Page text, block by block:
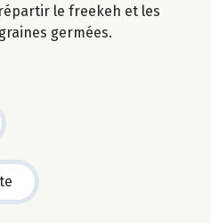
le freekeh et les
germées.